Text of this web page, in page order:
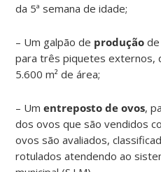
da 5ª semana de idade;
– Um galpão de produção
para três piquetes externos,
5.600 m² de área;
– Umentreposto de ovos,
dos ovos que são vendidos
ovos são avaliados,
rotulados atendendo ao